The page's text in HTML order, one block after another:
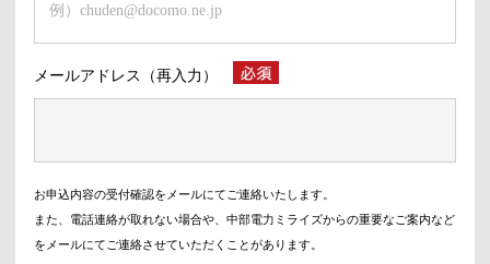
メールアドレス（再入力）
お申込内容の受付確認をメールにてご連絡いたします。
また、電話連絡が取れない場合や、中部電力ミライズからの重要なご案内など
をメールにてご連絡させていただくことがあります。